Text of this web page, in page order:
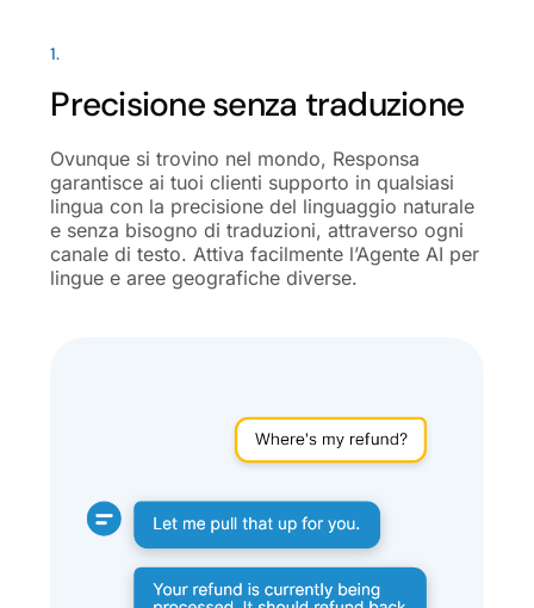
1.
Precisione senza traduzione
Ovunque si trovino nel mondo, Responsa
garantisce ai tuoi clienti supporto in qualsiasi
lingua con la precisione del linguaggio naturale
e senza bisogno di traduzioni, attraverso ogni
canale di testo. Attiva facilmente l’Agente AI per
lingue e aree geografiche diverse.